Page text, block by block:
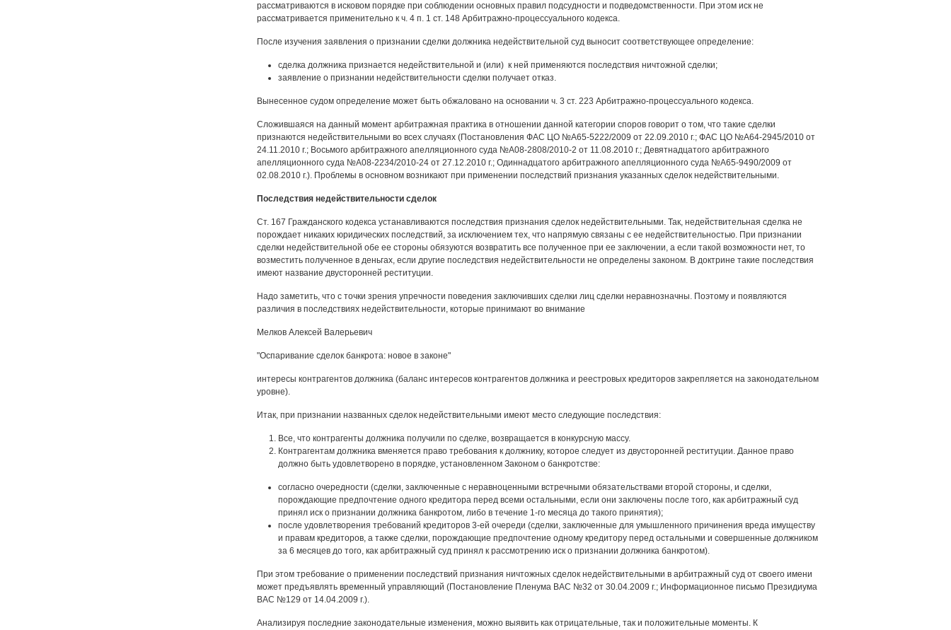
рассматриваются в исковом порядке при соблюдении основных правил подсудности и подведомственности. При этом иск не
рассматривается применительно к ч. 4 п. 1 ст. 148 Арбитражно-процессуального кодекса.
После изучения заявления о признании сделки должника недействительной суд выносит соответствующее определение:
сделка должника признается недействительной и (или) к ней применяются последствия ничтожной сделки;
заявление о признании недействительности сделки получает отказ.
Вынесенное судом определение может быть обжаловано на основании ч. 3 ст. 223 Арбитражно-процессуального кодекса.
Сложившаяся на данный момент арбитражная практика в отношении данной категории споров говорит о том, что такие сделки
признаются недействительными во всех случаях (Постановления ФАС ЦО №А65-5222/2009 от 22.09.2010 г.; ФАС ЦО №А64-2945/2010 от
24.11.2010 г.; Восьмого арбитражного апелляционного суда №А08-2808/2010-2 от 11.08.2010 г.; Девятнадцатого арбитражного
апелляционного суда №А08-2234/2010-24 от 27.12.2010 г.; Одиннадцатого арбитражного апелляционного суда №А65-9490/2009 от
02.08.2010 г.). Проблемы в основном возникают при применении последствий признания указанных сделок недействительными.
Последствия недействительности сделок
Ст. 167 Гражданского кодекса устанавливаются последствия признания сделок недействительными. Так, недействительная сделка не
порождает никаких юридических последствий, за исключением тех, что напрямую связаны с ее недействительностью. При признании
сделки недействительной обе ее стороны обязуются возвратить все полученное при ее заключении, а если такой возможности нет, то
возместить полученное в деньгах, если другие последствия недействительности не определены законом. В доктрине такие последствия
имеют название двусторонней реституции.
Надо заметить, что с точки зрения упречности поведения заключивших сделки лиц сделки неравнозначны. Поэтому и появляются
различия в последствиях недействительности, которые принимают во внимание
Мелков Алексей Валерьевич
"Оспаривание сделок банкрота: новое в законе"
интересы контрагентов должника (баланс интересов контрагентов должника и реестровых кредиторов закрепляется на законодательном
уровне).
Итак, при признании названных сделок недействительными имеют место следующие последствия:
Все, что контрагенты должника получили по сделке, возвращается в конкурсную массу.
Контрагентам должника вменяется право требования к должнику, которое следует из двусторонней реституции. Данное право
должно быть удовлетворено в порядке, установленном Законом о банкротстве:
согласно очередности (сделки, заключенные с неравноценными встречными обязательствами второй стороны, и сделки,
порождающие предпочтение одного кредитора перед всеми остальными, если они заключены после того, как арбитражный суд
принял иск о признании должника банкротом, либо в течение 1-го месяца до такого принятия);
после удовлетворения требований кредиторов 3-ей очереди (сделки, заключенные для умышленного причинения вреда имуществу
и правам кредиторов, а также сделки, порождающие предпочтение одному кредитору перед остальными и совершенные должником
за 6 месяцев до того, как арбитражный суд принял к рассмотрению иск о признании должника банкротом).
При этом требование о применении последствий признания ничтожных сделок недействительными в арбитражный суд от своего имени
может предъявлять временный управляющий (Постановление Пленума ВАС №32 от 30.04.2009 г.; Информационное письмо Президиума
ВАС №129 от 14.04.2009 г.).
Анализируя последние законодательные изменения, можно выявить как отрицательные, так и положительные моменты. К